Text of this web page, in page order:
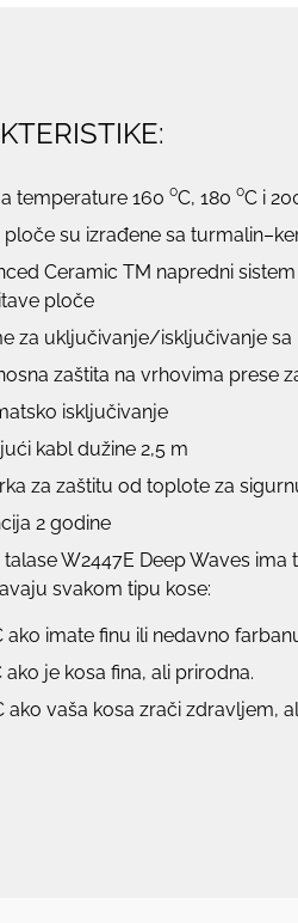
temperature 160 ⁰C, 180 ⁰C i
ploče su izrađene sa
Ceramic TM napredni
ploče
za uključivanje/isključivanje sa
zaštita na vrhovima prese
isključivanje
kabl dužine 2,5 m
za zaštitu od toplote za
2 godine
talase W2447E Deep Waves
svakom tipu kose:
ako imate finu ili nedavno
ako je kosa fina, ali prirodna.
ako vaša kosa zrači zdravljem,